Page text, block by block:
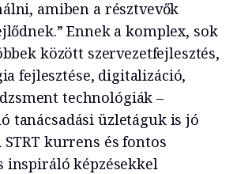
amiben a résztvevők
Ennek a komplex, sok
között szervezetfejlesztés,
fejlesztése, digitalizáció,
technológiák –
tanácsadási üzletáguk is jó
kurrens és fontos
inspiráló képzésekkel